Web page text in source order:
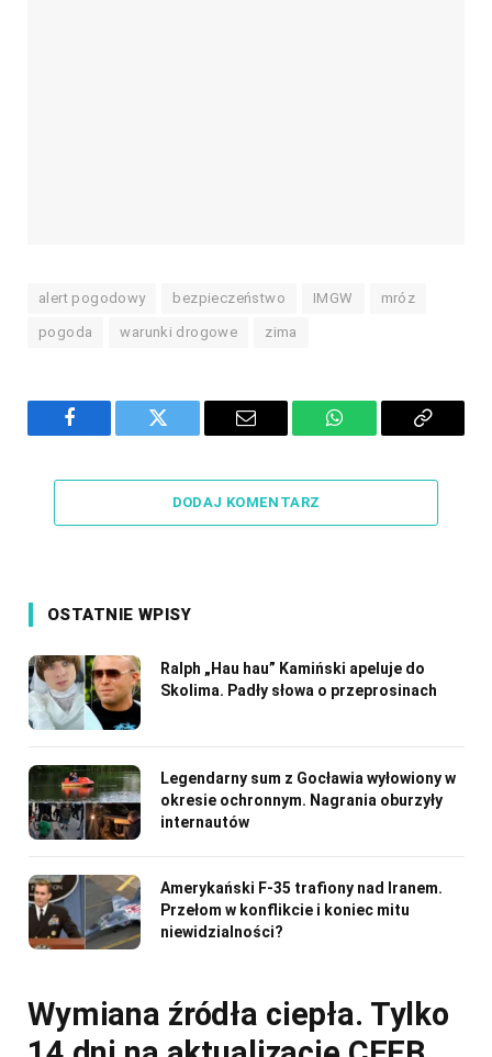
alert pogodowy bezpieczeństwo IMGW mróz
pogoda warunki drogowe zima
Facebook Twitter Email WhatsAppCopy
DODAJ KOMENTARZ
OSTATNIE WPISY
Ralph „Hau hau” Kamiński apeluje do
Skolima. Padły słowa o przeprosinach
Legendarny sum z Gocławia wyłowiony w
okresie ochronnym. Nagrania oburzyły
internautów
Amerykański F-35 trafiony nad Iranem.
Przełom w konflikcie i koniec mitu
niewidzialności?
Wymiana źródła ciepła. Tylko